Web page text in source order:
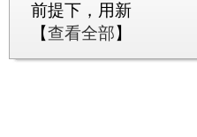
前提下，用新
【查看全部】